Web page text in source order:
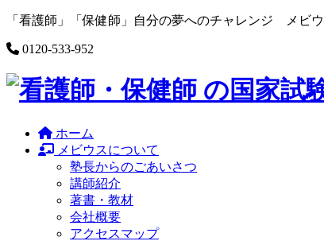
Skip
content
「看護師」「保健師」自分の夢へのチャレンジ メビ
0120-533-952
ホーム
メビウスについて
塾長からのごあいさつ
講師紹介
著書・教材
会社概要
アクセスマップ